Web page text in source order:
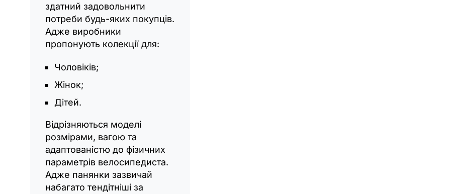
здатний задовольнити
потреби будь-яких покупців.
Адже виробники
пропонують колекції для:
Чоловіків;
Жінок;
Дітей.
Відрізняються моделі
розмірами, вагою та
адаптованістю до фізичних
параметрів велосипедиста.
Адже панянки зазвичай
набагато тендітніші за